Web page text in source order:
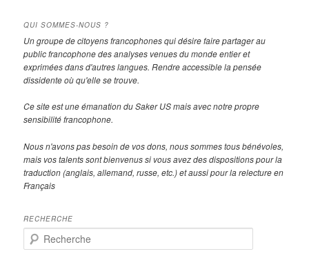
QUI SOMMES-NOUS ?
Un groupe de citoyens francophones qui désire faire partager au
public francophone des analyses venues du monde entier et
exprimées dans d'autres langues. Rendre accessible la pensée
dissidente où qu'elle se trouve.
Ce site est une émanation du Saker US mais avec notre propre
sensibilité francophone.
Nous n'avons pas besoin de vos dons, nous sommes tous bénévoles,
mais vos talents sont bienvenus si vous avez des dispositions pour la
traduction (anglais, allemand, russe, etc.) et aussi pour la relecture en
Français
RECHERCHE
e